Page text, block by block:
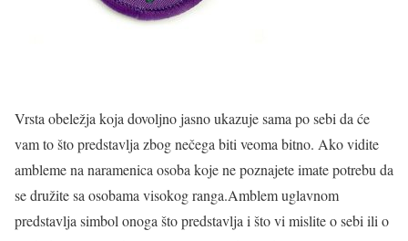
Vrsta obeležja koja dovoljno jasno ukazuje sama po sebi da će
vam to što predstavlja zbog nečega biti veoma bitno. Ako vidite
ambleme na naramenica osoba koje ne poznajete imate potrebu da
se družite sa osobama visokog ranga.Amblem uglavnom
predstavlja simbol onoga što predstavlja i što vi mislite o sebi ili o